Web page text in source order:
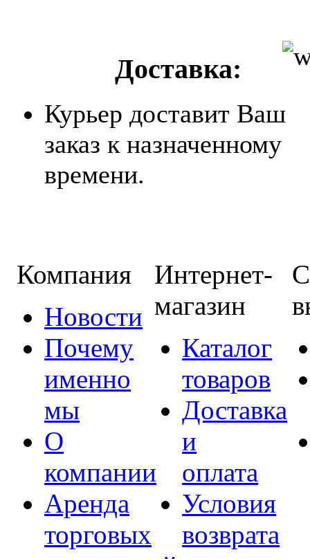
Доставка:
Курьер доставит Ваш
заказ к назначенному
времени.
Компания
Новости
Почему
именно
мы
О
компании
Аренда
торговых
Интернет-
магазин
Каталог
товаров
Доставка
и
оплата
Условия
возврата